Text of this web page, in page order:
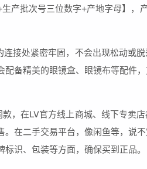
产批次号三位数字+产地字母】，
接处紧密牢固，不会出现松动或
备精美的眼镜盒、眼镜布等配件
，在LV官方线上商城、线下专卖
在二手交易平台，像闲鱼等，说
识、包装等方面，确保买到正品。